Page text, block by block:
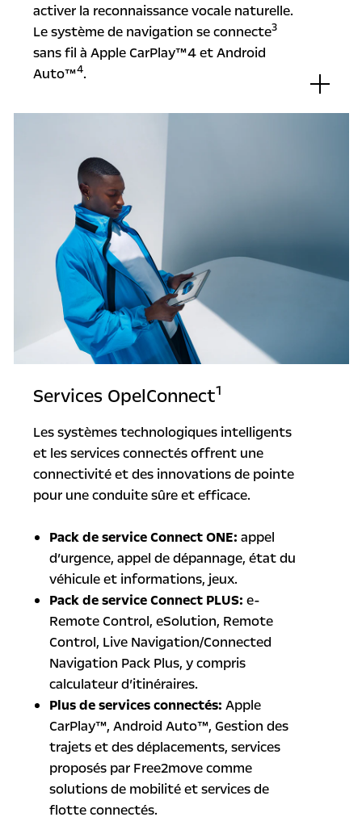
activer la reconnaissance vocale naturelle.
Le système de navigation se connecte3
sans fil à Apple CarPlay™4 et Android
Auto™4.
Services OpelConnect1
Les systèmes technologiques intelligents
et les services connectés offrent une
connectivité et des innovations de pointe
pour une conduite sûre et efficace.
Pack de service Connect ONE:appel
d’urgence, appel de dépannage, état du
véhicule et informations, jeux.
Pack de service Connect PLUS:e-
Remote Control, eSolution, Remote
Control, Live Navigation/Connected
Navigation Pack Plus, y compris
calculateur d’itinéraires.
Plus de services connectés:Apple
CarPlay™, Android Auto™, Gestion des
trajets et des déplacements, services
proposés par Free2move comme
solutions de mobilité et services de
flotte connectés.